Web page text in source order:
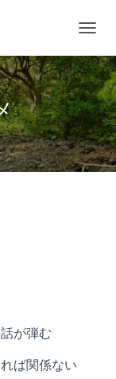
ビ
ゲ
ー
シ
ョ
ン
を
切
が弾む
ば関係ない